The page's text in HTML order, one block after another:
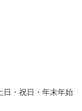
日・祝日・年末年始